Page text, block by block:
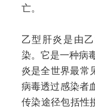
亡。
乙型肝炎是由
染。它是一种病
炎是全世界最常
病毒透过感染者
传染途径包括性